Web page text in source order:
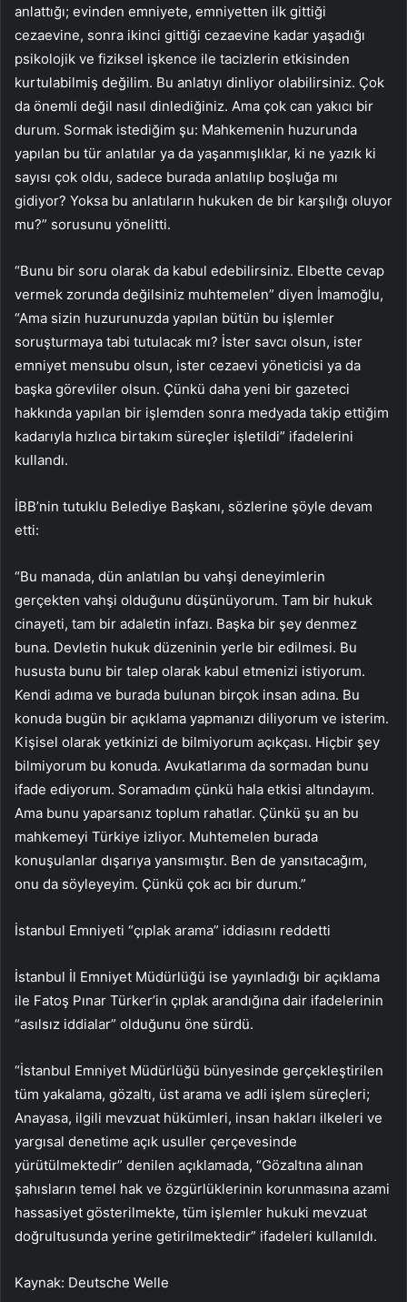
anlattığı; evinden emniyete, emniyetten ilk gittiği
cezaevine, sonra ikinci gittiği cezaevine kadar yaşadığı
psikolojik ve fiziksel işkence ile tacizlerin etkisinden
kurtulabilmiş değilim. Bu anlatıyı dinliyor olabilirsiniz. Çok
da önemli değil nasıl dinlediğiniz. Ama çok can yakıcı bir
durum. Sormak istediğim şu: Mahkemenin huzurunda
yapılan bu tür anlatılar ya da yaşanmışlıklar, ki ne yazık ki
sayısı çok oldu, sadece burada anlatılıp boşluğa mı
gidiyor? Yoksa bu anlatıların hukuken de bir karşılığı oluyor
mu?” sorusunu yönelitti.
“Bunu bir soru olarak da kabul edebilirsiniz. Elbette cevap
vermek zorunda değilsiniz muhtemelen” diyen İmamoğlu,
“Ama sizin huzurunuzda yapılan bütün bu işlemler
soruşturmaya tabi tutulacak mı? İster savcı olsun, ister
emniyet mensubu olsun, ister cezaevi yöneticisi ya da
başka görevliler olsun. Çünkü daha yeni bir gazeteci
hakkında yapılan bir işlemden sonra medyada takip ettiğim
kadarıyla hızlıca birtakım süreçler işletildi” ifadelerini
kullandı.
İBB’nin tutuklu Belediye Başkanı, sözlerine şöyle devam
etti:
“Bu manada, dün anlatılan bu vahşi deneyimlerin
gerçekten vahşi olduğunu düşünüyorum. Tam bir hukuk
cinayeti, tam bir adaletin infazı. Başka bir şey denmez
buna. Devletin hukuk düzeninin yerle bir edilmesi. Bu
hususta bunu bir talep olarak kabul etmenizi istiyorum.
Kendi adıma ve burada bulunan birçok insan adına. Bu
konuda bugün bir açıklama yapmanızı diliyorum ve isterim.
Kişisel olarak yetkinizi de bilmiyorum açıkçası. Hiçbir şey
bilmiyorum bu konuda. Avukatlarıma da sormadan bunu
ifade ediyorum. Soramadım çünkü hala etkisi altındayım.
Ama bunu yaparsanız toplum rahatlar. Çünkü şu an bu
mahkemeyi Türkiye izliyor. Muhtemelen burada
konuşulanlar dışarıya yansımıştır. Ben de yansıtacağım,
onu da söyleyeyim. Çünkü çok acı bir durum.”
İstanbul Emniyeti “çıplak arama” iddiasını reddetti
İstanbul İl Emniyet Müdürlüğü ise yayınladığı bir açıklama
ile Fatoş Pınar Türker’in çıplak arandığına dair ifadelerinin
“asılsız iddialar” olduğunu öne sürdü.
“İstanbul Emniyet Müdürlüğü bünyesinde gerçekleştirilen
tüm yakalama, gözaltı, üst arama ve adli işlem süreçleri;
Anayasa, ilgili mevzuat hükümleri, insan hakları ilkeleri ve
yargısal denetime açık usuller çerçevesinde
yürütülmektedir” denilen açıklamada, “Gözaltına alınan
şahısların temel hak ve özgürlüklerinin korunmasına azami
hassasiyet gösterilmekte, tüm işlemler hukuki mevzuat
doğrultusunda yerine getirilmektedir” ifadeleri kullanıldı.
Kaynak: Deutsche Welle